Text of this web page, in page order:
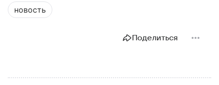
новость
Поделиться